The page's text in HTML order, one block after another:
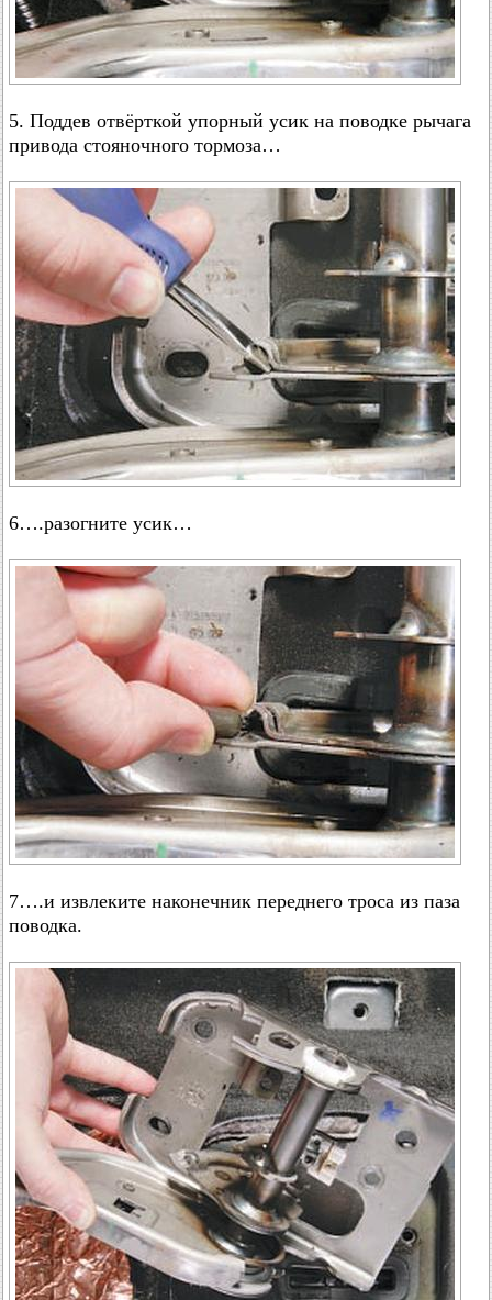
5. Поддев отвёрткой упорный усик на поводке рычага
привода стояночного тормоза…
6….разогните усик…
7….и извлеките наконечник переднего троса из паза
поводка.